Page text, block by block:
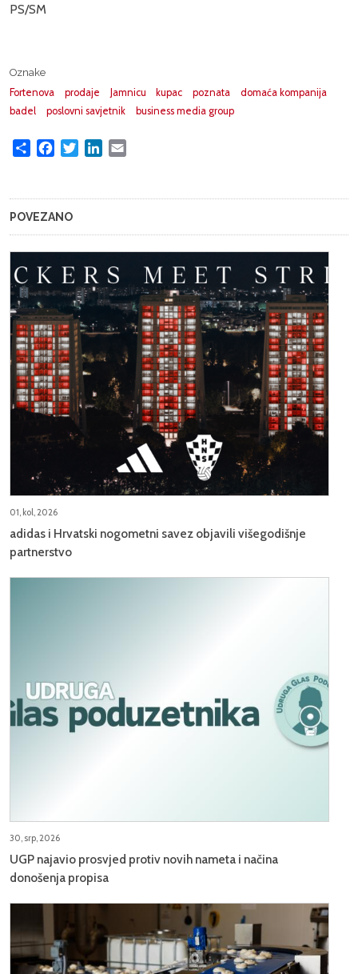
PS/SM
Oznake
Fortenova
prodaje Jamnicu kupac poznata
domaća kompanija
badel
poslovni savjetnik business media group
Share FacebookTwitterLinkedIn
POVEZANO
01, kol, 2026
adidas i Hrvatski nogometni savez objavili višegodišnje
partnerstvo
30, srp, 2026
UGP najavio prosvjed protiv novih nameta i načina
donošenja propisa